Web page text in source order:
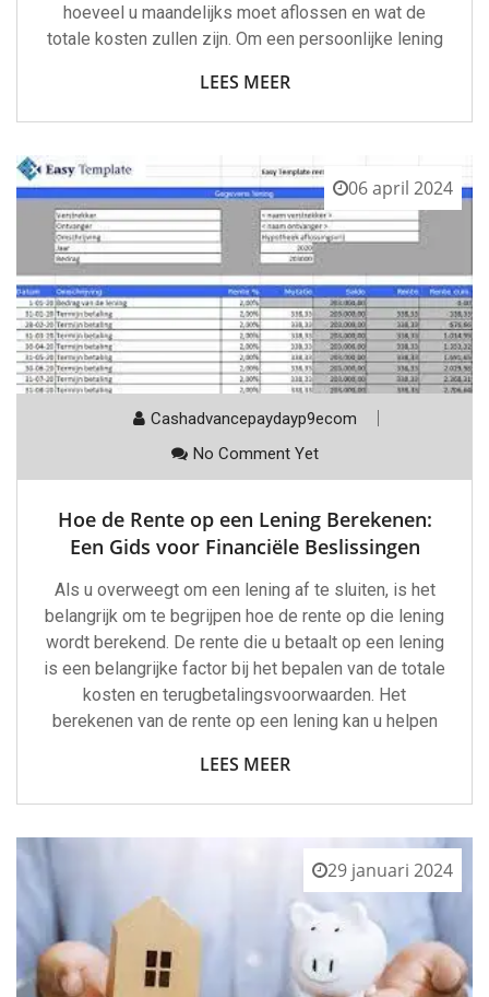
hoeveel u maandelijks moet aflossen en wat de
totale kosten zullen zijn. Om een persoonlijke lening
LEES MEER
06 april 2024
Cashadvancepaydayp9ecom
No Comment Yet
Hoe de Rente op een Lening Berekenen:
Een Gids voor Financiële Beslissingen
Als u overweegt om een lening af te sluiten, is het
belangrijk om te begrijpen hoe de rente op die lening
wordt berekend. De rente die u betaalt op een lening
is een belangrijke factor bij het bepalen van de totale
kosten en terugbetalingsvoorwaarden. Het
berekenen van de rente op een lening kan u helpen
LEES MEER
29 januari 2024